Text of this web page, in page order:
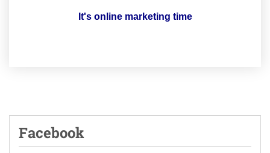
It's online marketing time
Facebook